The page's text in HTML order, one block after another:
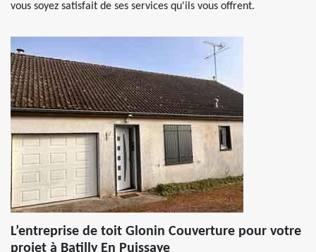
vous soyez satisfait de ses services qu'ils vous offrent.
L’entreprise de toit Glonin Couverture pour votre
projet à Batilly En Puissaye